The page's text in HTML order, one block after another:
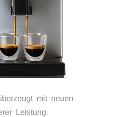
mit neuen
Leistung